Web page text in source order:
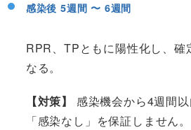
感染後 5週間 〜 6週間
RPR、TPともに陽性化し、確
なる。
【対策】
感染機会から4週間
「感染なし」を保証しません